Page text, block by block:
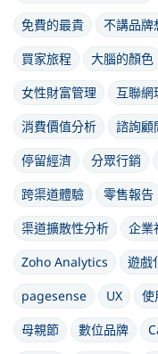
免費的最貴
不講品牌
買家旅程
大腦的顏色
女性財富管理
互聯網
消費價值分析
諮詢顧
停留經濟
分眾行銷
跨渠道體驗
零售報告
渠道擴散性分析
企業
Zoho Analytics
遊戲
pagesense
UX 使
母親節
數位品牌